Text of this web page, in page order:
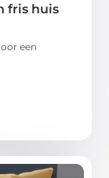
fris huis
een